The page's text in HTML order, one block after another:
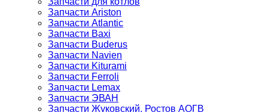
Запчасти Ariston
Запчасти Atlantic
Запчасти Baxi
Запчасти Buderus
Запчасти Navien
Запчасти Kiturami
Запчасти Ferroli
Запчасти Lemax
Запчасти ЭВАН
Запчасти Жуковский, Ростов АОГВ